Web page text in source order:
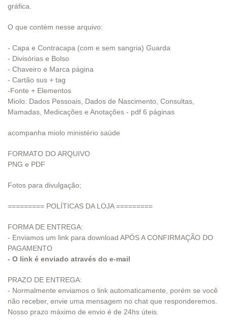
gráfica.
O que contém nesse arquivo:
- Capa e Contracapa (com e sem sangria) Guarda
- Divisórias e Bolso
- Chaveiro e Marca página
- Cartão sus + tag
-Fonte + Elementos
Miolo: Dados Pessoais, Dados de Nascimento, Consultas,
Mamadas, Medicações e Anotações - pdf 6 páginas
acompanha miolo ministério saúde
FORMATO DO ARQUIVO
PNG e PDF
Fotos para divulgação;
========= POLÍTICAS DA LOJA =========
FORMA DE ENTREGA:
- Enviamos um link para download APÓS A CONFIRMAÇÃO DO
PAGAMENTO
- O link é enviado através do e-mail
PRAZO DE ENTREGA:
- Normalmente enviamos o link automaticamente, porém se você
não receber, envie uma mensagem no chat que responderemos.
Nosso prazo máximo de envio é de 24hs úteis.